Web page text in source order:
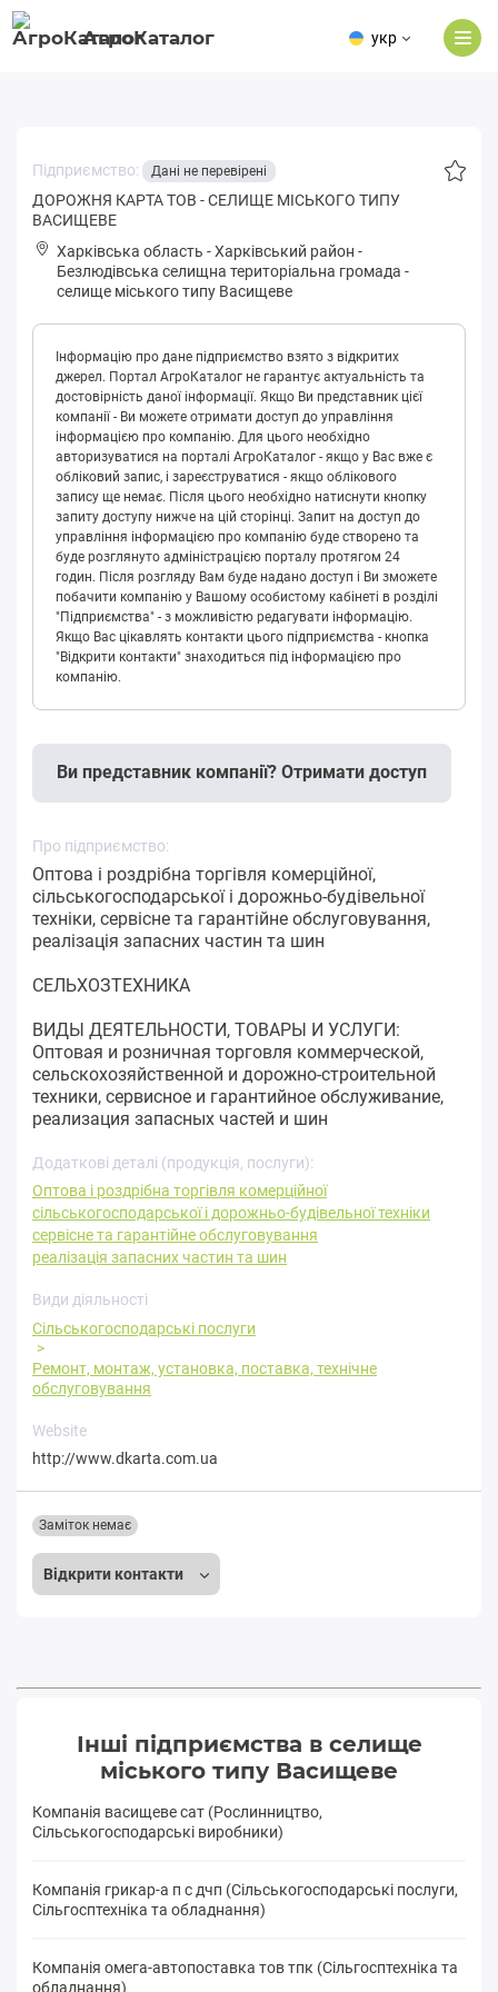
АгроКаталог укр
Підприємство: Дані не перевірені
ДОРОЖНЯ КАРТА ТОВ - СЕЛИЩЕ МІСЬКОГО ТИПУ
ВАСИЩЕВЕ
Харківська область -Харківський район -
Бeзлюдівськa селищна територіальна громада -
селище міського типу Васищеве
Інформацію про дане підприємство взято з відкритих
джерел. Портал АгроКаталог не гарантує актуальність та
достовірність даної інформації. Якщо Ви представник цієї
компанії - Ви можете отримати доступ до управління
інформацією про компанію. Для цього необхідно
авторизуватися на порталі АгроКаталог - якщо у Вас вже є
обліковий запис, і зареєструватися - якщо облікового
запису ще немає. Після цього необхідно натиснути кнопку
запиту доступу нижче на цій сторінці. Запит на доступ до
управління інформацією про компанію буде створено та
буде розглянуто адміністрацією порталу протягом 24
годин. Після розгляду Вам буде надано доступ і Ви зможете
побачити компанію у Вашому особистому кабінеті в розділі
"Підприємства" - з можливістю редагувати інформацію.
Якщо Вас цікавлять контакти цього підприємства - кнопка
"Відкрити контакти" знаходиться під інформацією про
компанію.
Ви представник компанії? Отримати доступ
Про підприємство:
Оптова і роздрібна торгівля комерційної,
сільськогосподарської і дорожньо-будівельної
техніки, сервісне та гарантійне обслуговування,
реалізація запасних частин та шин
СЕЛЬХОЗТЕХНИКА
ВИДЫ ДЕЯТЕЛЬНОСТИ, ТОВАРЫ И УСЛУГИ:
Оптовая и розничная торговля коммерческой,
сельскохозяйственной и дорожно-строительной
техники, сервисное и гарантийное обслуживание,
реализация запасных частей и шин
Додаткові деталі (продукція, послуги):
Оптова і роздрібна торгівля комерційної
сільськогосподарської і дорожньо-будівельної техніки
сервісне та гарантійне обслуговування
реалізація запасних частин та шин
Види діяльності
Сільськогосподарські послуги
Ремонт, монтаж, установка, поставка, технічне
обслуговування
Website
http://www.dkarta.com.ua
Відкрити контакти
Заміток немає
Інші підприємства в селище
міського типу Васищеве
Компанія васищеве сат (Рослинництво,
Сільськогосподарські виробники)
Компанія грикар-а п с дчп (Сільськогосподарські послуги,
Сільгосптехніка та обладнання)
Компанія омега-автопоставка тов тпк (Сільгосптехніка та
обладнання)